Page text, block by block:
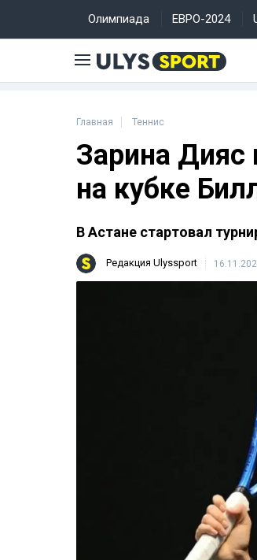
Олимпиада ЕВРО-2024
Главная Теннис
Зарина Дияс
на кубке
В Астане стартовал
Редакция Ulyssport